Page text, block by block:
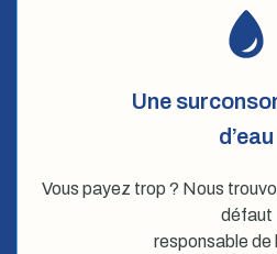
Une
d’eau
Vous payez trop ? Nous
défaut
responsable de